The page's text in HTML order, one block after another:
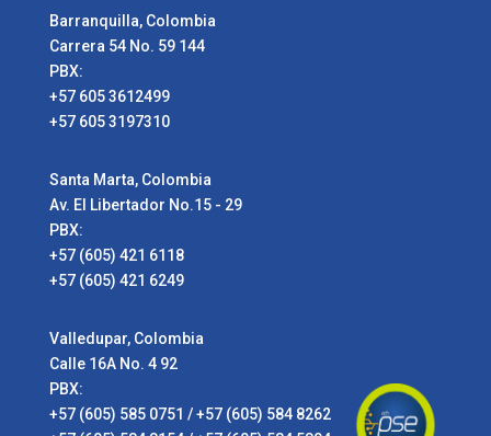
Barranquilla, Colombia
Carrera 54 No. 59 144
PBX:
+57 605 3612499
+57 605 3197310
Santa Marta, Colombia
Av. El Libertador No.15 - 29
PBX:
+57 (605) 421 6118
+57 (605) 421 6249
Valledupar, Colombia
Calle 16A No. 4 92
PBX:
+57 (605) 585 0751 / +57 (605) 584 8262